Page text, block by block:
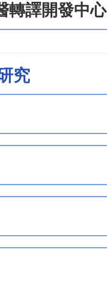
轉譯開發中心
究